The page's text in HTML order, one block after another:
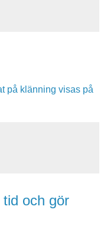
på klänning visas på
och gör